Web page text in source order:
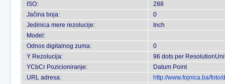
ISO:
288
Jačina boja:
0
Jedinica mere rezolucije:
Inch
Model:
Odnos digitalnog zuma:
0
Y Rezolucija:
96 dots per
YCbCr Pozicioniranje:
Datum Point
URL adresa:
http://www.fojnica.ba/